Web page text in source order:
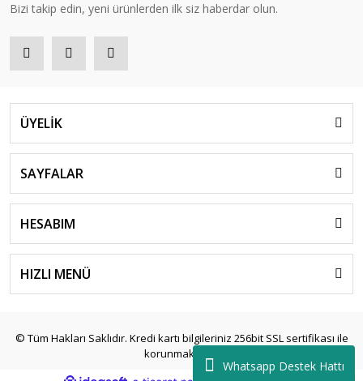
Whatsapp Destek Hattı
Bizi takip edin, yeni ürünlerden ilk siz haberdar olun.
ÜYELİK
SAYFALAR
HESABIM
HIZLI MENÜ
© Tüm Hakları Saklıdır. Kredi kartı bilgileriniz 256bit SSL sertifikası ile
korunmaktadır.